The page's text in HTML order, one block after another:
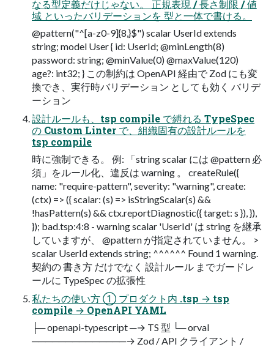
なる型定義だけじゃない。 正規表現 / 長さ制限 / 値
域 といったバリデーションを 型と一体で書ける。
@pattern("^[a-z0-9]{8,}$") scalar UserId extends
string; model User { id: UserId; @minLength(8)
password: string; @minValue(0) @maxValue(120)
age?: int32; } この制約は OpenAPI 経由で Zod にも変
換でき、実行時バリデーション としても効く バリデ
ーション
設計ルールも、tsp compile で縛れる TypeSpec
の Custom Linter で、組織固有の設計ルールを
tsp compile
時に強制できる。 例: 「string scalar には @pattern 必
須」をルール化、違反は warning 。 createRule({
name: "require-pattern", severity: "warning", create:
(ctx) => ({ scalar: (s) => isStringScalar(s) &&
!hasPattern(s) && ctx.reportDiagnostic({ target: s }), }),
}); bad.tsp:4:8 - warning scalar 'UserId' は string を継承
していますが、 @pattern が指定されていません。 >
scalar UserId extends string; ^^^^^^ Found 1 warning.
契約の 書き方 だけでなく 設計ルール までガードレ
ールに TypeSpec の拡張性
私たちの使い方 ① プロダクト内 .tsp → tsp
compile → OpenAPI YAML
├─ openapi-typescript ─→ TS 型 └─ orval
──────────────→ Zod / API クライアント /